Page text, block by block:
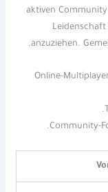
aktiven
anzuziehen.
Online-
Community-